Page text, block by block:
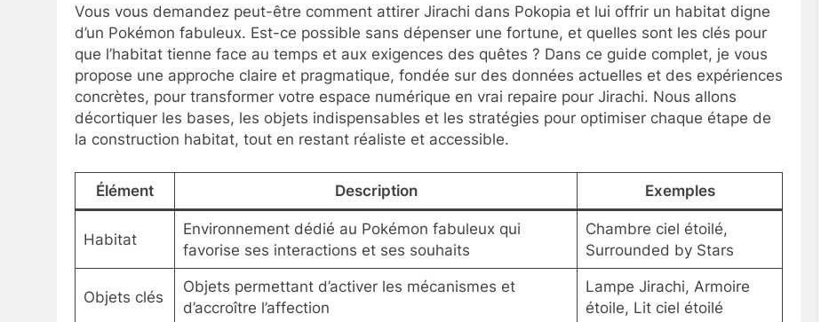
Vous vous demandez peut-être comment attirer Jirachi dans Pokopia et lui offrir un habitat digne
d’un Pokémon fabuleux. Est-ce possible sans dépenser une fortune, et quelles sont les clés pour
que l’habitat tienne face au temps et aux exigences des quêtes ? Dans ce guide complet, je vous
propose une approche claire et pragmatique, fondée sur des données actuelles et des expériences
concrètes, pour transformer votre espace numérique en vrai repaire pour Jirachi. Nous allons
décortiquer les bases, les objets indispensables et les stratégies pour optimiser chaque étape de
la construction habitat, tout en restant réaliste et accessible.
Élément Description Exemples
Habitat
Environnement dédié au Pokémon fabuleux qui
favorise ses interactions et ses souhaits
Chambre ciel étoilé,
Surrounded by Stars
Objets clés
Objets permettant d’activer les mécanismes et
d’accroître l’affection
Lampe Jirachi, Armoire
étoile, Lit ciel étoilé